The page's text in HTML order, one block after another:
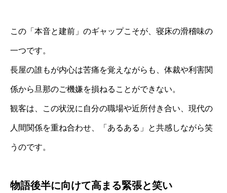
この「本音と建前」のギャップこそが、寝床の滑稽味の
一つです。
長屋の誰もが内心は苦痛を覚えながらも、体裁や利害関
係から旦那のご機嫌を損ねることができない。
観客は、この状況に自分の職場や近所付き合い、現代の
人間関係を重ね合わせ、「あるある」と共感しながら笑
うのです。
物語後半に向けて高まる緊張と笑い